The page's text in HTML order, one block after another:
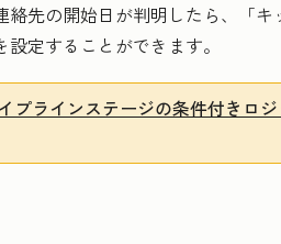
先の開始日が判明したら、「キ
定することができます。
プラインステージの条件付きロ